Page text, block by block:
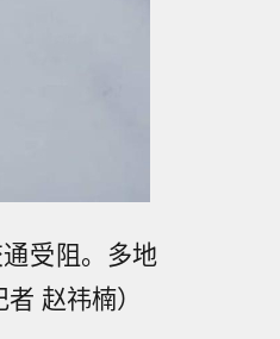
受阻。多地
赵祎楠）